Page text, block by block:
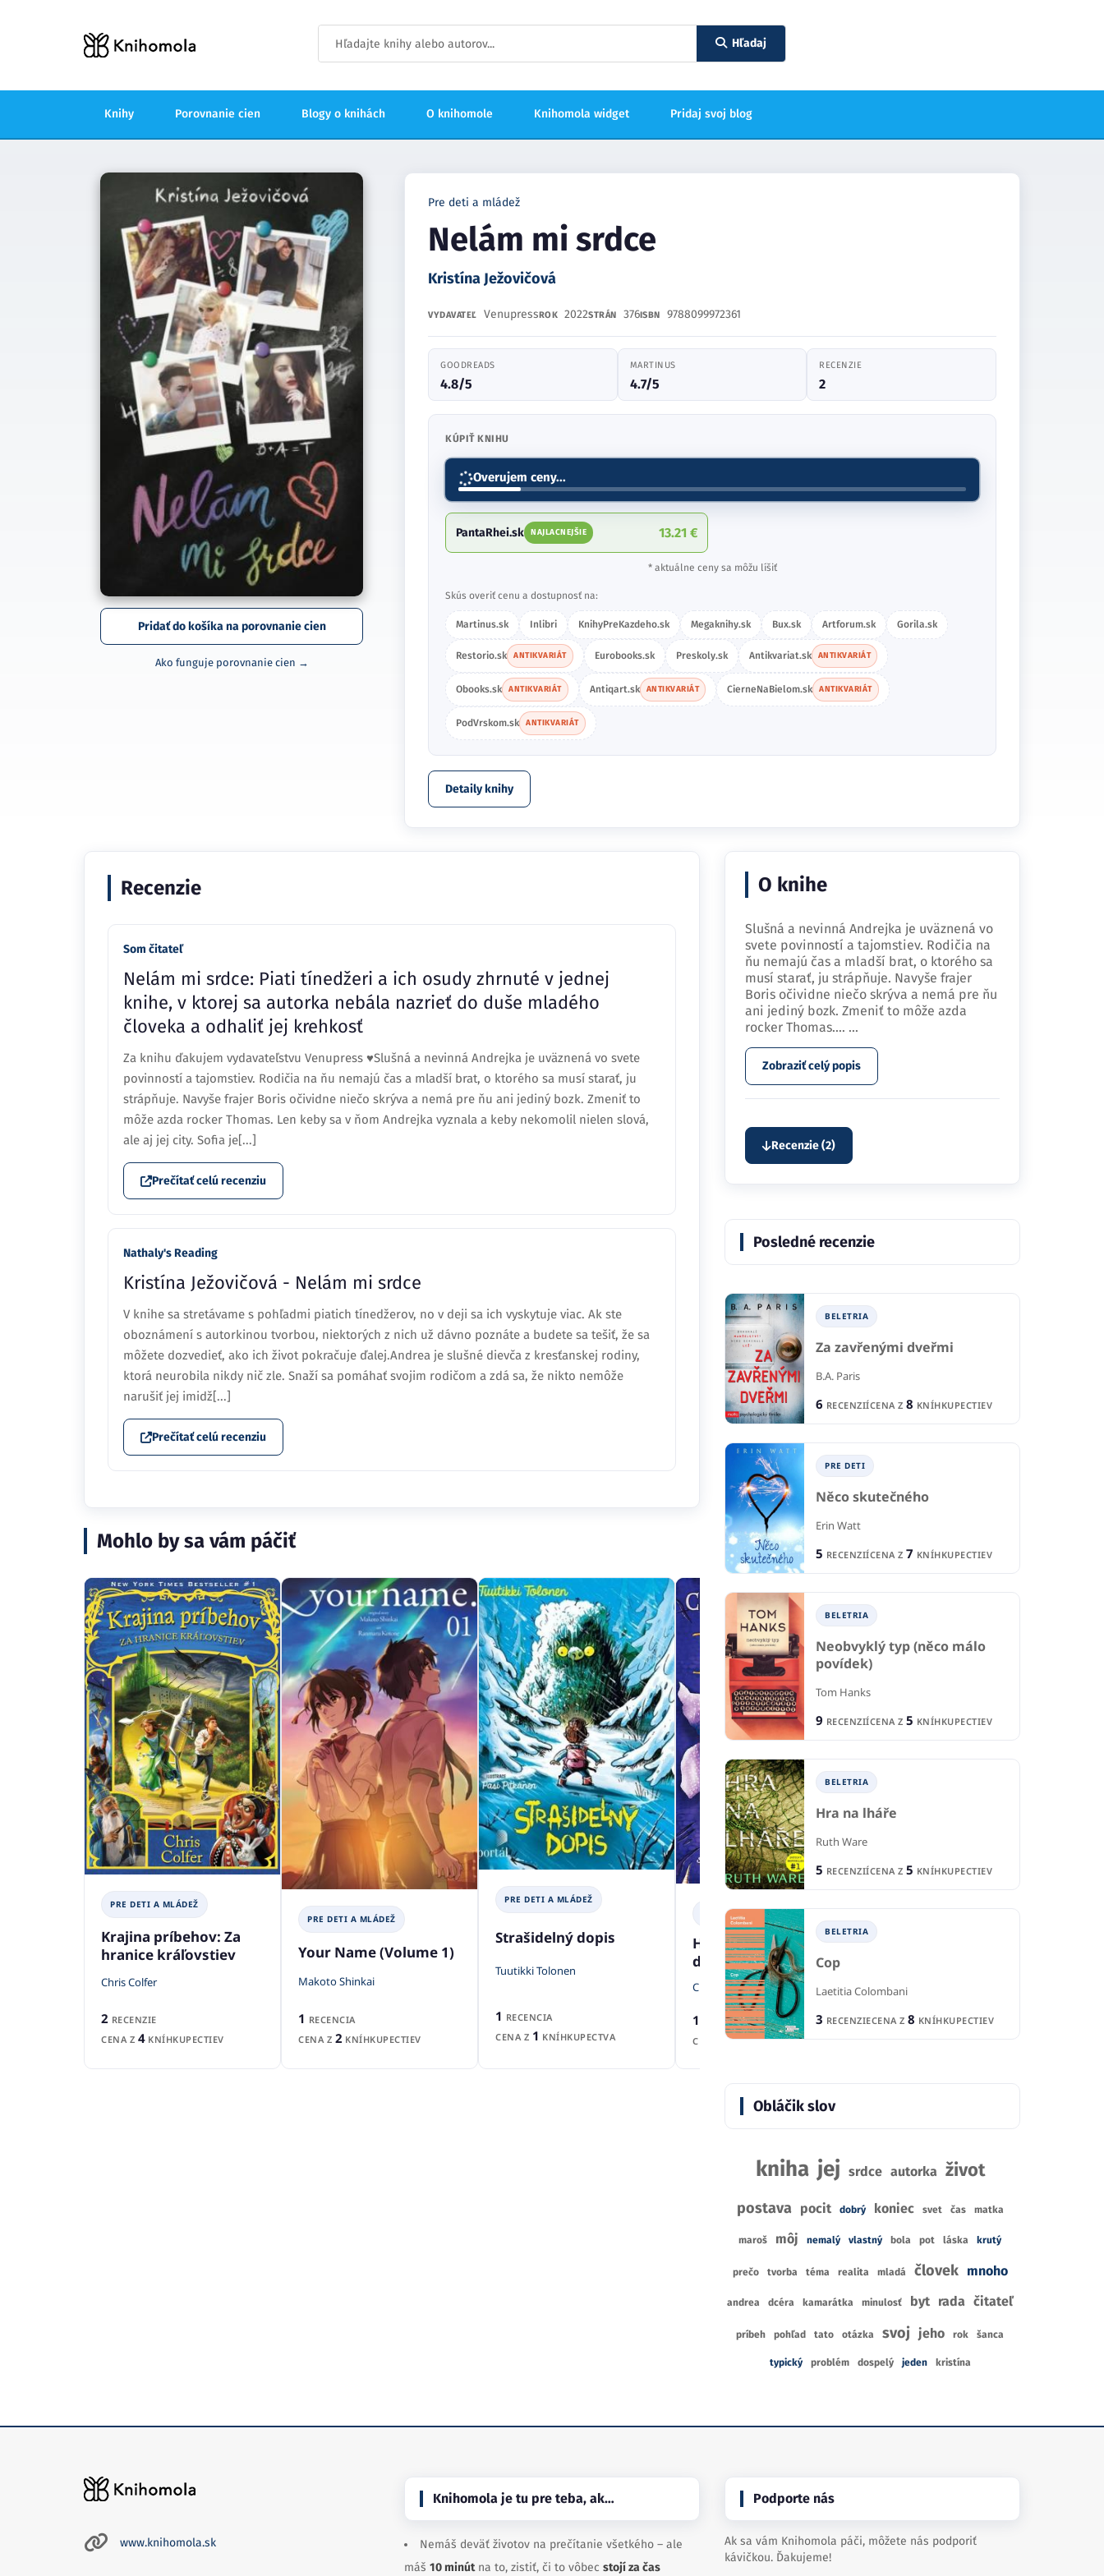
Hľadaj
Knihy Porovnanie cien Blogy o knihách O knihomole Knihomola widget Pridaj svoj blog
Pridať do košíka na porovnanie cien
Ako funguje porovnanie cien →
Pre deti a mládež
Nelám mi srdce
Kristína Ježovičová
VYDAVATEĽ VenupressROK 2022STRÁN 376ISBN 9788099972361
GOODREADS
4.8/5
MARTINUS
4.7/5
RECENZIE
2
KÚPIŤ KNIHU
Overujem ceny...
PantaRhei.sk NAJLACNEJŠIE 13.21 €
* aktuálne ceny sa môžu líšiť
Skús overiť cenu a dostupnosť na:
Martinus.sk Inlibri KnihyPreKazdeho.sk Megaknihy.sk Bux.sk Artforum.sk Gorila.sk
Restorio.sk ANTIKVARIÁT Eurobooks.sk Preskoly.sk Antikvariat.sk ANTIKVARIÁT
Obooks.sk ANTIKVARIÁT Antiqart.sk ANTIKVARIÁT CierneNaBielom.sk ANTIKVARIÁT
PodVrskom.sk ANTIKVARIÁT
Detaily knihy
Recenzie
Som čitateľ
Nelám mi srdce: Piati tínedžeri a ich osudy zhrnuté v jednej
knihe, v ktorej sa autorka nebála nazrieť do duše mladého
človeka a odhaliť jej krehkosť
Za knihu ďakujem vydavateľstvu Venupress ♥Slušná a nevinná Andrejka je uväznená vo svete
povinností a tajomstiev. Rodičia na ňu nemajú čas a mladší brat, o ktorého sa musí starať, ju
strápňuje. Navyše frajer Boris očividne niečo skrýva a nemá pre ňu ani jediný bozk. Zmeniť to
môže azda rocker Thomas. Len keby sa v ňom Andrejka vyznala a keby nekomolil nielen slová,
ale aj jej city. Sofia je[...]
Prečítať celú recenziu
Nathaly's Reading
Kristína Ježovičová - Nelám mi srdce
V knihe sa stretávame s pohľadmi piatich tínedžerov, no v deji sa ich vyskytuje viac. Ak ste
oboznámení s autorkinou tvorbou, niektorých z nich už dávno poznáte a budete sa tešiť, že sa
môžete dozvedieť, ako ich život pokračuje ďalej.Andrea je slušné dievča z kresťanskej rodiny,
ktorá neurobila nikdy nič zle. Snaží sa pomáhať svojim rodičom a zdá sa, že nikto nemôže
narušiť jej imidž[...]
Prečítať celú recenziu
Mohlo by sa vám páčiť
PRE DETI A MLÁDEŽ
Krajina príbehov: Za
hranice kráľovstiev
Chris Colfer
2 RECENZIE
CENA Z 4KNÍHKUPECTIEV
PRE DETI A MLÁDEŽ
Your Name (Volume 1)
Makoto Shinkai
1 RECENCIA
CENA Z 2 KNÍHKUPECTIEV
PRE DETI A MLÁDEŽ
Strašidelný dopis
Tuutikki Tolonen
1 RECENCIA
CENA Z 1 KNÍHKUPECTVA
PRE DETI A MLÁDEŽ
Hrdinův atlas smrtících
draků
Cressida Cowell
1
RECENCIA
CENA Z7KNÍHKUPECTIEV
1 RECENCIA
O knihe
Slušná a nevinná Andrejka je uväznená vo
svete povinností a tajomstiev. Rodičia na
ňu nemajú čas a mladší brat, o ktorého sa
musí starať, ju strápňuje. Navyše frajer
Boris očividne niečo skrýva a nemá pre ňu
ani jediný bozk. Zmeniť to môže azda
rocker Thomas.… ...
Zobraziť celý popis
Recenzie (2)
Posledné recenzie
BELETRIA
Za zavřenými dveřmi
B.A. Paris
6 RECENZIÍCENA Z 8 KNÍHKUPECTIEV
PRE DETI
Něco skutečného
Erin Watt
5 RECENZIÍCENA Z 7 KNÍHKUPECTIEV
BELETRIA
Neobvyklý typ (něco málo
povídek)
Tom Hanks
9 RECENZIÍCENA Z 5 KNÍHKUPECTIEV
BELETRIA
Hra na lháře
Ruth Ware
5 RECENZIÍCENA Z 5 KNÍHKUPECTIEV
BELETRIA
Cop
Laetitia Colombani
3 RECENZIECENA Z 8 KNÍHKUPECTIEV
Obláčik slov
kniha jej srdce autorka život
postava pocit dobrý koniec svet čas matka
maroš môj nemalý vlastný bola pot láska krutý
prečo tvorba téma realita mladá človek mnoho
andrea dcéra kamarátka minulosť byt rada čitateľ
príbeh pohľad tato otázka svoj jeho rok šanca
typický problém dospelý jeden kristína
www.knihomola.sk
Knihomola je tu pre teba, ak…
Nemáš deväť životov na prečítanie všetkého – ale
máš 10 minútna to, zistiť, či to vôbec stojí za čas
Podporte nás
Ak sa vám Knihomola páči, môžete nás podporiť
kávičkou. Ďakujeme!